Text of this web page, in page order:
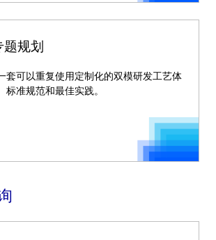
规划
套可以重复使用定制化的双模研发工艺体
标准规范和最佳实践。